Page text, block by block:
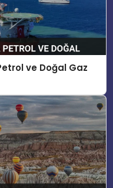
ve Doğal Gaz